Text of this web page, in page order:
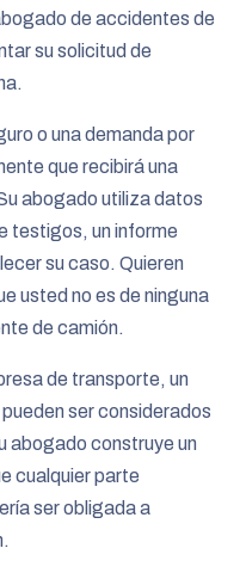
de accidentes de
su solicitud de
o una demanda por
que recibirá una
abogado utiliza datos
testigos, un informe
su caso. Quieren
usted no es de ninguna
de camión.
de transporte, un
ser considerados
abogado construye un
cualquier parte
ser obligada a